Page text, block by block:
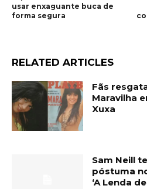
usar enxaguante buca de
forma segura
RELATED ARTICLES
Fãs
Maravilha
Xuxa
Sam Neill
póstuma
‘A Lenda